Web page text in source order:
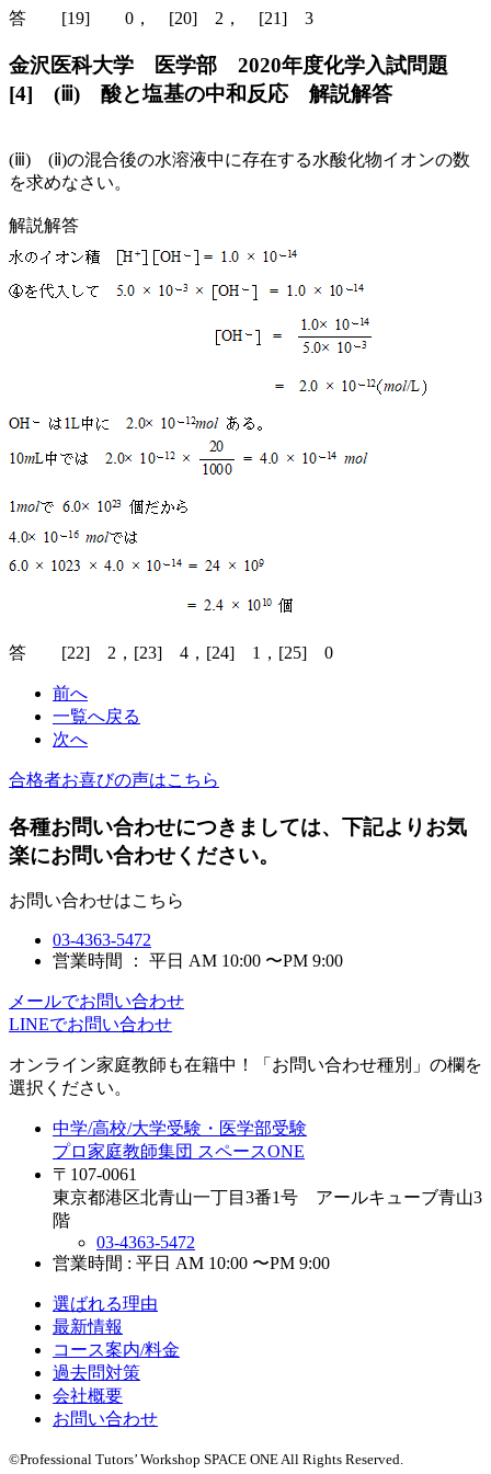
答 [19] 0， [20] 2， [21] 3
金沢医科大学 医学部 2020年度化学入試問題
[4] (ⅲ) 酸と塩基の中和反応 解説解答
(ⅲ) (ⅱ)の混合後の水溶液中に存在する水酸化物イオンの数
を求めなさい。
解説解答
答 [22] 2，[23] 4，[24] 1，[25] 0
前へ
一覧へ戻る
次へ
合格者お喜びの声はこちら
各種お問い合わせにつきましては、下記よりお気
楽にお問い合わせください。
お問い合わせはこちら
03-4363-5472
営業時間 ： 平日 AM 10:00 〜PM 9:00
メールでお問い合わせ
LINEでお問い合わせ
オンライン家庭教師 も在籍中！「お問い合わせ種別」の欄を
選択ください。
中学/高校/大学受験・医学部受験
プロ家庭教師集団 スペースONE
〒107-0061
東京都港区北青山一丁目3番1号 アールキューブ青山3
階
03-4363-5472
営業時間 : 平日 AM 10:00 〜PM 9:00
選ばれる理由
最新情報
コース案内/料金
過去問対策
会社概要
お問い合わせ
©Professional Tutors’ Workshop SPACE ONE All Rights Reserved.